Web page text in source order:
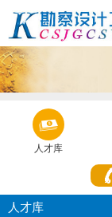

人才库
人才库